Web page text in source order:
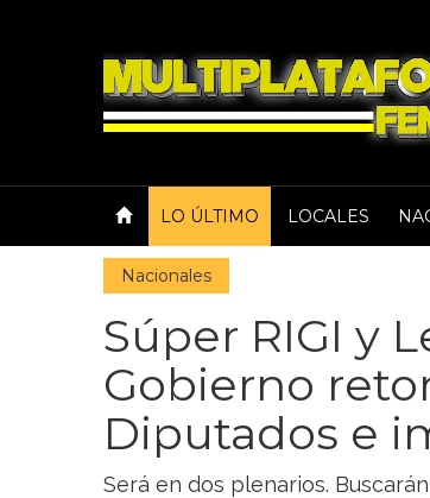
LO ÚLTIMO LOCALES
Nacionales
Súper RIGI y
Gobierno
Diputados e
Será en dos plenarios.